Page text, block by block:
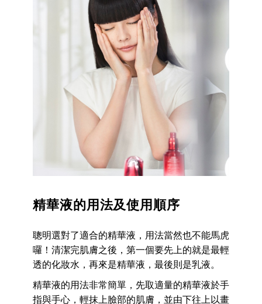
精華液的用法及使用順序
聰明選對了適合的精華液，用法當然也不能馬虎
囉！清潔完肌膚之後，第一個要先上的就是最輕
透的化妝水，再來是精華液，最後則是乳液。
精華液的用法非常簡單，先取適量的精華液於手
指與手心，輕抹上臉部的肌膚，並由下往上以畫